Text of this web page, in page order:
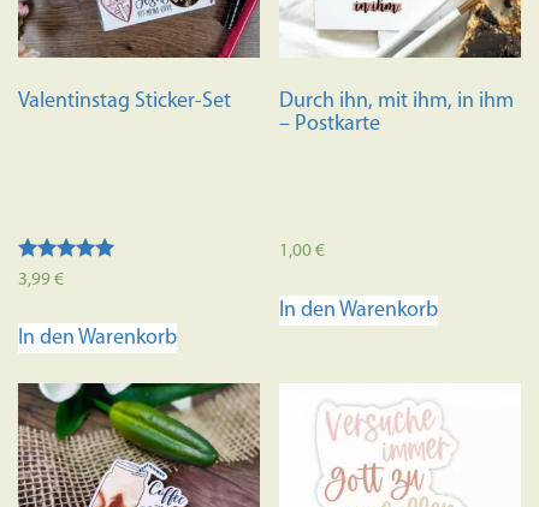
Valentinstag Sticker-Set
Bewertet mit
5.00
3,99€
In den Warenkorb
Durch ihn, mit ihm, in ihm
– Postkarte
1,00€
In den Warenkorb